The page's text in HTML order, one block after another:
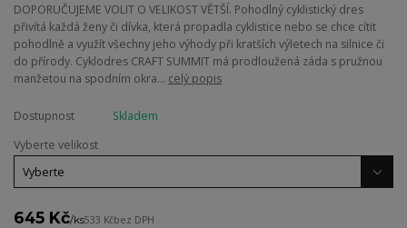
DOPORUČUJEME VOLIT O VELIKOST VĚTŠÍ. Pohodlný cyklistický dres
přivítá každá ženy či dívka, která propadla cyklistice nebo se chce cítit
pohodlně a využít všechny jeho výhody při kratších výletech na silnice či
do přírody. Cyklodres CRAFT SUMMIT má prodloužená záda s pružnou
manžetou na spodním okra... celý popis
Dostupnost
Skladem
Vyberte velikost
645 Kč/ks533 Kčbez DPH